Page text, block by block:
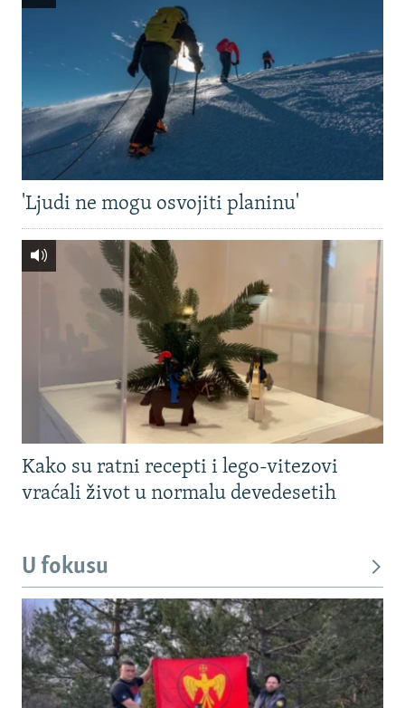
'Ljudi ne mogu osvojiti planinu'
Kako su ratni recepti i lego-vitezovi
vraćali život u normalu devedesetih
U fokusu